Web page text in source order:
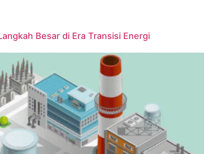
Besar di Era Transisi Energi